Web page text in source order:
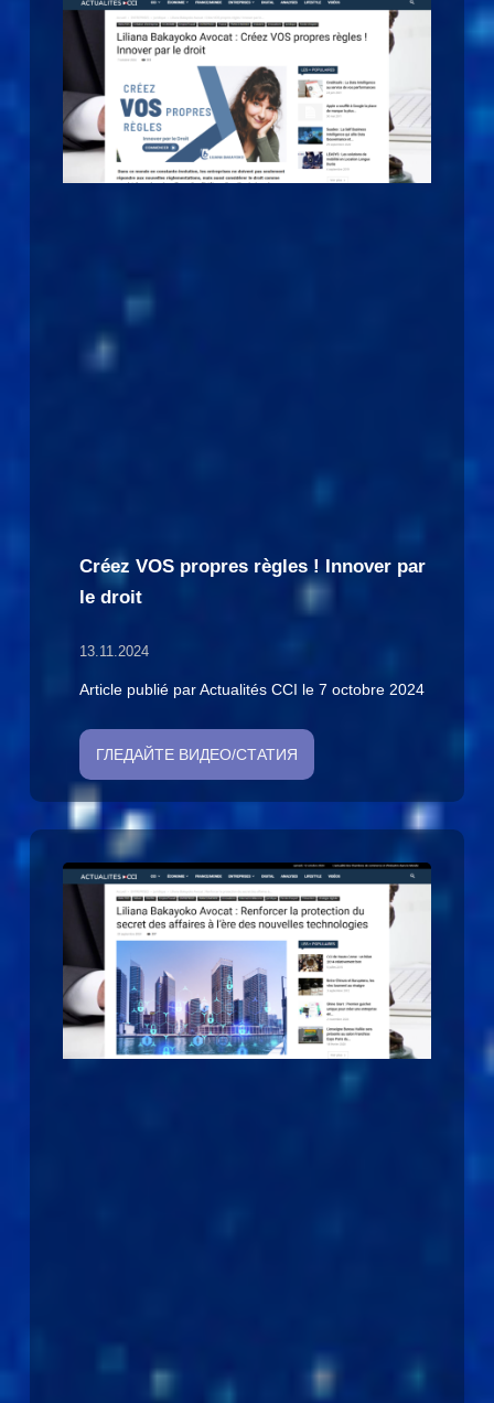
Créez VOS propres règles ! Innover par
le droit
13.11.2024
Article publié par Actualités CCI le 7 octobre 2024
ГЛЕДАЙТЕ ВИДЕО/СТАТИЯ